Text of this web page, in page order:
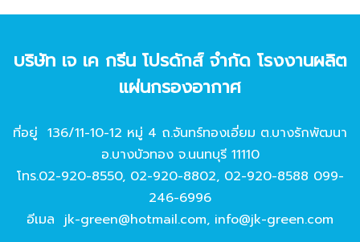
บริษัท เจ เค กรีน โปรดักส์ จํากัด โรงงานผลิต
แผ่นกรองอากาศ
ที่อยู่ 136/11-10-12 หมู่ 4 ถ.จันทร์ทองเอี่ยม ต.บางรักพัฒนา
อ.บางบัวทอง จ.นนทบุรี 11110
โทร.02-920-8550, 02-920-8802, 02-920-8588 099-
246-6996
อีเมล jk-green@hotmail.com, info@jk-green.com